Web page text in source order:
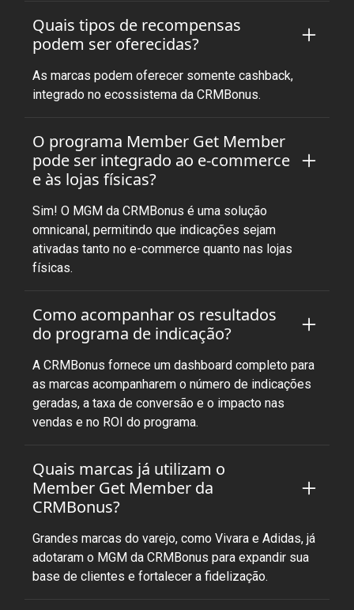
Quais tipos de recompensas
podem ser oferecidas?
As marcas podem oferecer somente cashback,
integrado no ecossistema da CRMBonus.
O programa Member Get Member
pode ser integrado ao e-commerce
e às lojas físicas?
Sim! O MGM da CRMBonus é uma solução
omnicanal, permitindo que indicações sejam
ativadas tanto no e-commerce quanto nas lojas
físicas.
Como acompanhar os resultados
do programa de indicação?
A CRMBonus fornece um dashboard completo para
as marcas acompanharem o número de indicações
geradas, a taxa de conversão e o impacto nas
vendas e no ROI do programa.
Quais marcas já utilizam o
Member Get Member da
CRMBonus?
Grandes marcas do varejo, como Vivara e Adidas, já
adotaram o MGM da CRMBonus para expandir sua
base de clientes e fortalecer a fidelização.